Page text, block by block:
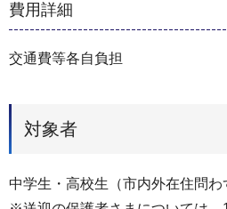
費用詳細
交通費等各自負担
対象者
中学生・高校生（市内外在住問わ